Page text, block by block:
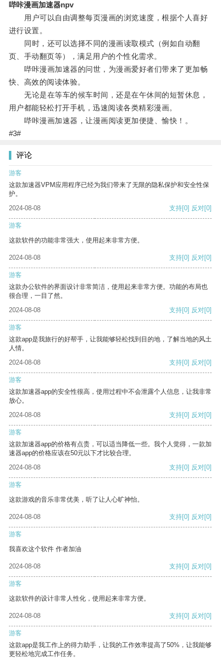
哔咔漫画加速器npv
用户可以自由调整每页漫画的浏览速度，根据个人喜好
进行设置。
同时，还可以选择不同的漫画读取模式（例如自动翻
页、手动翻页等），满足用户的个性化需求。
哔咔漫画加速器的问世，为漫画爱好者们带来了更加畅
快、高效的阅读体验。
无论是在等车的候车时间，还是在午休间的短暂休息，
用户都能轻松打开手机，迅速阅读各类精彩漫画。
哔咔漫画加速器，让漫画阅读更加便捷、愉快！。
#3#
评论
游客
这款加速器VPM应用程序已经为我们带来了无限的隐私保护和安全性保
护。
2024-08-08
支持[0] 反对[0]
游客
这款软件的功能非常强大，使用起来非常方便。
2024-08-08 支持[0] 反对[0]
游客
这款办公软件的界面设计非常简洁，使用起来非常方便。功能的布局也
很合理，一目了然。
2024-08-08
支持[0] 反对[0]
游客
这款app是我旅行的好帮手，让我能够轻松找到目的地，了解当地的风土
人情。
2024-08-08
支持[0] 反对[0]
游客
这款加速器app的安全性很高，使用过程中不会泄露个人信息，让我非常
放心。
2024-08-08
支持[0] 反对[0]
游客
这款加速器app的价格有点贵，可以适当降低一些。我个人觉得，一款加
速器app的价格应该在50元以下才比较合理。
2024-08-08
支持[0] 反对[0]
游客
这款游戏的音乐非常优美，听了让人心旷神怡。
2024-08-08 支持[0] 反对[0]
游客
我喜欢这个软件 作者加油
2024-08-08 支持[0] 反对[0]
游客
这款软件的设计非常人性化，使用起来非常方便。
2024-08-08 支持[0] 反对[0]
游客
这款app是我工作上的得力助手，让我的工作效率提高了50%，让我能够
更轻松地完成工作任务。